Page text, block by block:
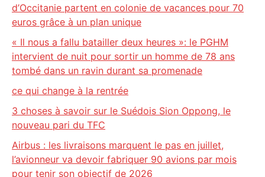
d’Occitanie partent en colonie de vacances pour 70
euros grâce à un plan unique
« Il nous a fallu batailler deux heures »: le PGHM
intervient de nuit pour sortir un homme de 78 ans
tombé dans un ravin durant sa promenade
ce qui change à la rentrée
3 choses à savoir sur le Suédois Sion Oppong, le
nouveau pari du TFC
Airbus : les livraisons marquent le pas en juillet,
l’avionneur va devoir fabriquer 90 avions par mois
pour tenir son objectif de 2026